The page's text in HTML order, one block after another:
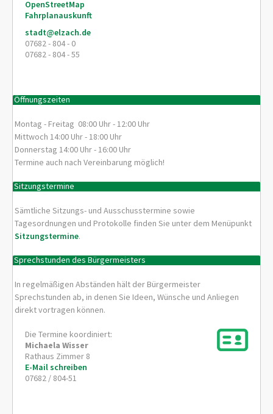
OpenStreetMap
Fahrplanauskunft
stadt@elzach.de
07682 - 804 - 0
07682 - 804 - 55
Öffnungszeiten
Montag - Freitag 08:00 Uhr - 12:00 Uhr
Mittwoch 14:00 Uhr - 18:00 Uhr
Donnerstag 14:00 Uhr - 16:00 Uhr
Termine auch nach Vereinbarung möglich!
Sitzungstermine
Sämtliche Sitzungs- und Ausschusstermine sowie
Tagesordnungen und Protokolle finden Sie unter dem Menüpunkt
Sitzungstermine.
Sprechstunden des Bürgermeisters
In regelmäßigen Abständen hält der Bürgermeister
Sprechstunden ab, in denen Sie Ideen, Wünsche und Anliegen
direkt vortragen können.
Die Termine koordiniert:
Michaela Wisser
Rathaus Zimmer 8
E-Mail schreiben
07682 / 804-51